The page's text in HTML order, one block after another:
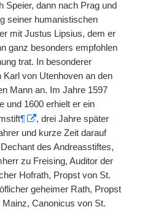
Speier, dann nach Prag und
seiner humanistischen
mit Justus Lipsius, dem er
ganz besonders empfohlen
trat. In besonderer
von Utenhoven an den
Mann an. Im Jahre 1597
und 1600 erhielt er ein
¶
, drei Jahre später
und kurze Zeit darauf
des Andreasstiftes,
zu Freising, Auditor der
Hofrath, Propst von St.
geheimer Rath, Propst
Canonicus von St.